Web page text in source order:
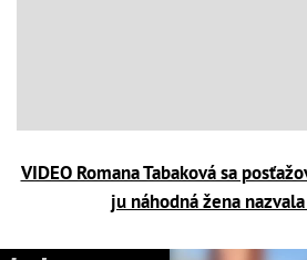
VIDEO Romana Tabaková sa
ju náhodná žena